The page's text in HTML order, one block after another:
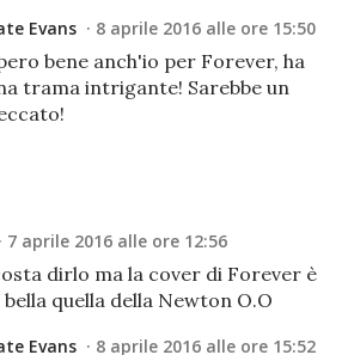
Evans 8 aprile 2016 alle ore 15:50
bene anch'io per Forever, ha
trama intrigante! Sarebbe un
7 aprile 2016 alle ore 12:56
dirlo ma la cover di Forever è
quella della Newton O.O
Evans 8 aprile 2016 alle ore 15:52